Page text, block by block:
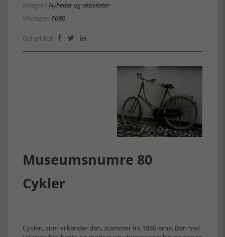
Kategori:Nyheder og aktiviteter
Visninger: 6680
Del artikel:   
Museumsnumre 80
Cykler
Cyklen, som vi kender den, stammer fra 1880-erne. Den hed